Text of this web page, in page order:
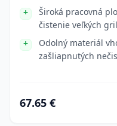
Široká pracovná
čistenie veľkých
Odolný materiál
zašliapnutých
67.65 €